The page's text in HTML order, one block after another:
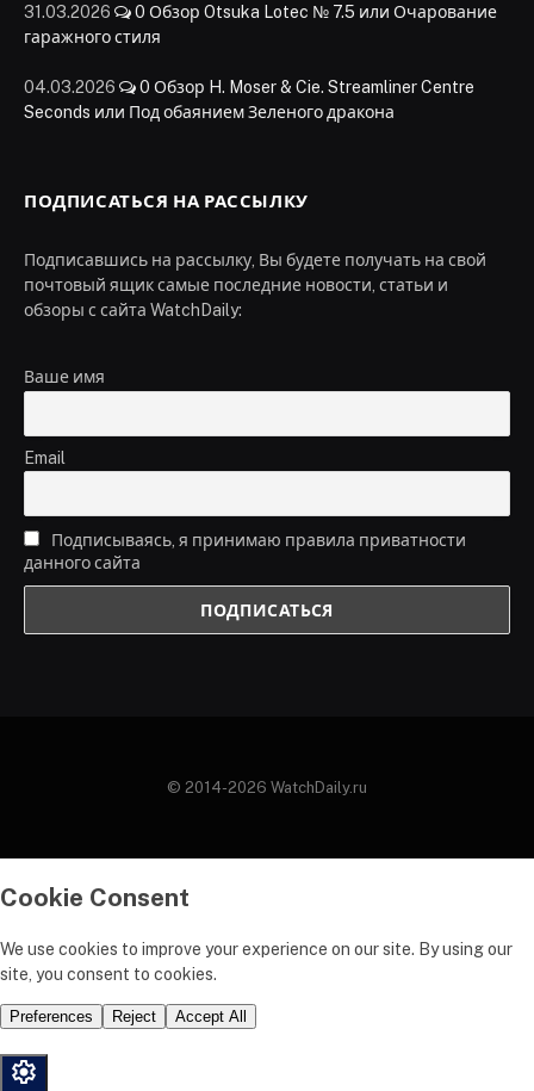
31.03.2026 0 Обзор Otsuka Lotec № 7.5 или Очарование
гаражного стиля
04.03.2026 0 Обзор H. Moser & Cie. Streamliner Centre
Seconds или Под обаянием Зеленого дракона
ПОДПИСАТЬСЯ НА РАССЫЛКУ
Подписавшись на рассылку, Вы будете получать на свой
почтовый ящик самые последние новости, статьи и
обзоры с сайта WatchDaily:
Ваше имя
Email
Подписываясь, я принимаю правила приватности
данного сайта
© 2014-2026 WatchDaily.ru